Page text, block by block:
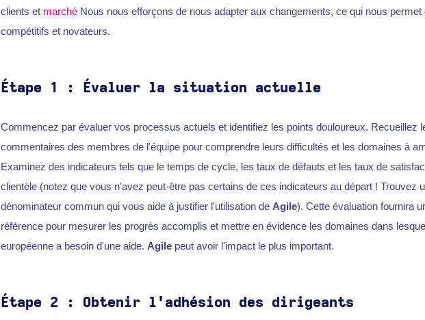
clients et marchéNous nous efforçons de nous adapter aux changements, ce qui nous permet
compétitifs et novateurs.
Étape 1 : Évaluer la situation actuelle
Commencez par évaluer vos processus actuels et identifiez les points douloureux. Recueillez
commentaires des membres de l'équipe pour comprendre leurs difficultés et les domaines à
Examinez des indicateurs tels que le temps de cycle, les taux de défauts et les taux de
clientèle (notez que vous n'avez peut-être pas certains de ces indicateurs au départ ! Trouvez
dénominateur commun qui vous aide à justifier l'utilisation de Agile). Cette évaluation fournira
référence pour mesurer les progrès accomplis et mettre en évidence les domaines dans
européenne a besoin d'une aide. Agilepeut avoir l'impact le plus important.
Étape 2 : Obtenir l'adhésion des dirigeants